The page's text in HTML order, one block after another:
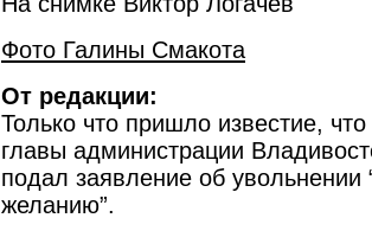
Фото Галины Смакота
От редакции:
Только что пришло известие,
главы администрации
подал заявление об увольнении
желанию”.